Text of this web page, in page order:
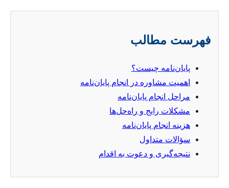
فهرست مطالب
پایان‌نامه چیست؟
اهمیت مشاوره در انجام پایان‌نامه
مراحل انجام پایان‌نامه
مشکلات رایج و راه‌حل‌ها
هزینه انجام پایان‌نامه
سؤالات متداول
نتیجه‌گیری و دعوت به اقدام